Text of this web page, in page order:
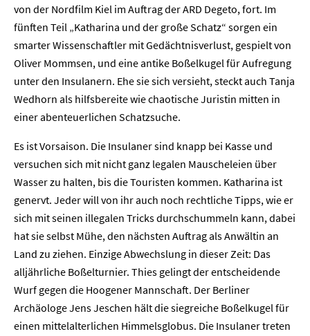
von der Nordfilm Kiel im Auftrag der ARD Degeto, fort. Im
fünften Teil „Katharina und der große Schatz“ sorgen ein
smarter Wissenschaftler mit Gedächtnisverlust, gespielt von
Oliver Mommsen, und eine antike Boßelkugel für Aufregung
unter den Insulanern. Ehe sie sich versieht, steckt auch Tanja
Wedhorn als hilfsbereite wie chaotische Juristin mitten in
einer abenteuerlichen Schatzsuche.
Es ist Vorsaison. Die Insulaner sind knapp bei Kasse und
versuchen sich mit nicht ganz legalen Mauscheleien über
Wasser zu halten, bis die Touristen kommen. Katharina ist
genervt. Jeder will von ihr auch noch rechtliche Tipps, wie er
sich mit seinen illegalen Tricks durchschummeln kann, dabei
hat sie selbst Mühe, den nächsten Auftrag als Anwältin an
Land zu ziehen. Einzige Abwechslung in dieser Zeit: Das
alljährliche Boßelturnier. Thies gelingt der entscheidende
Wurf gegen die Hoogener Mannschaft. Der Berliner
Archäologe Jens Jeschen hält die siegreiche Boßelkugel für
einen mittelalterlichen Himmelsglobus. Die Insulaner treten